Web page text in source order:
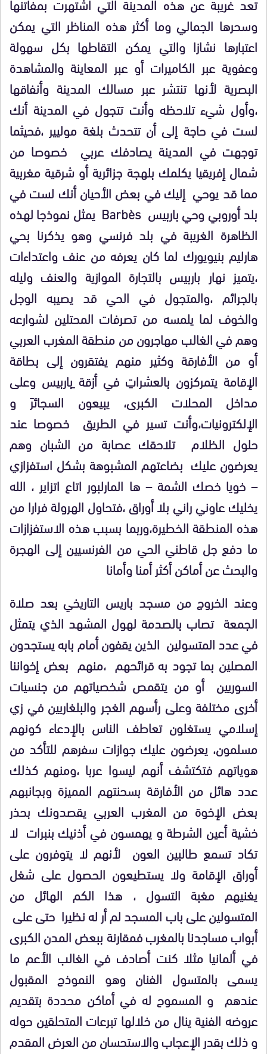
وسحرها الجمالي وما أكثر هذه المناظر التي يمكن
اعتبارها نشازا والتي يمكن التقاطها بكل سهولة
وعفوية عبر الكاميرات أو عبر المعاينة والمشاهدة
البصرية لأنها تنتشر عبر مسالك المدينة وأنفاقها
،وأول شيء تلاحظه وأنت تتجول في المدينة أنك
لست في حاجة إلى أن تتحدث بلغة موليير ،فحيثما
توجهت في المدينة يصادفك عربي خصوصا من
شمال إفريقيا يكلمك بلهجة جزائرية أو شرقية مغربية
مما قد يوحي إليك في بعض الأحيان أنك لست في
بلد أوروبي وحي باربيس Barbès يمثل نموذجا لهذه
الظاهرة الغريبة في بلد فرنسي وهو يذكرنا بحي
هارليم بنيويورك لما كان يعرفه من عنف واعتداءات
،يتميز نهار باربيس بالتجارة الموازية والعنف وليله
بالجرائم ،والمتجول في الحي قد يصيبه الوجل
والخوف لما يلمسه من تصرفات المحتلين لشوارعه
وهم في الغالب مهاجرون من منطقة المغرب العربي
أو من الأفارقة وكثير منهم يفتقرون إلى بطاقة
الإقامة يتمركزون بالعشراتِ في أزقة ِباربيس وعلى
مداخل المحلات الكبرى، يبيعون السجائرَ و
الإلكترونيات،وأنت تسير في الطريق خصوصا عند
حلول الظلام تلاحقك عصابة من الشبان وهم
يعرضون عليك بضاعتهم المشبوهة بشكل استفزازي
– خويا خصك الشمة – ها المارلبور اتاع اتزاير ، الله
يخليك عاوني راني بلا أوراق ،فتحاول الهرولة فرارا من
هذه المنطقة الخطيرة،وربما بسبب هذه الاستفزازات
ما دفع جل قاطني الحي من الفرنسيين إلى الهجرة
والبحث عن أماكن أكثر أمنا وأمانا
وعند الخروج من مسجد باريس التاريخي بعد صلاة
الجمعة تصاب بالصدمة لهول المشهد الذي يتمثل
في عدد المتسولين الذين يقفون أمام بابه يستجدون
المصلين بما تجود به قرائحهم ،منهم بعض إخواننا
السوريين أو من يتقمص شخصياتهم من جنسيات
أخرى مختلفة وعلى رأسهم الغجر والبلغاريين في زي
إسلامي يستغلون تعاطف الناس بالإدعاء كونهم
مسلمون، يعرضون عليك جوازات سفرهم للتأكد من
هوياتهم فتكتشف أنهم ليسوا عربا ،ومنهم كذلك
عدد هائل من الأفارقة بسحنتهم المميزة وبجانبهم
بعض الإخوة من المغرب العربي يقصدونك بحذر
خشية أعين الشرطة و يهمسون في أذنيك بنبرات لا
تكاد تسمع طالبين العون لأنهم لا يتوفرون على
أوراق الإقامة ولا يستطيعون الحصول على شغل
يغنيهم مغبة التسول ، هذا الكم الهائل من
المتسولين على باب المسجد لم أر له نظيرا حتى على
أبواب مساجدنا بالمغرب فمقارنة ببعض المدن الكبرى
في ألمانيا مثلا كنت أصادف في الغالب الأعم ما
يسمى بالمتسول الفنان وهو النموذج المقبول
عندهم و المسموح له في أماكن محددة بتقديم
عروضه الفنية ينال من خلالها تبرعات المتحلقين حوله
و ذلك بقدر الإعجاب والاستحسان من العرض المقدم